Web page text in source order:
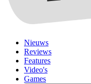
Nieuws
Reviews
Features
Video's
Games